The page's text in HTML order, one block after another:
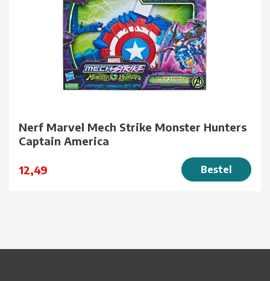
Nerf Marvel Mech Strike Monster Hunters
Captain America
12,49 Bestel